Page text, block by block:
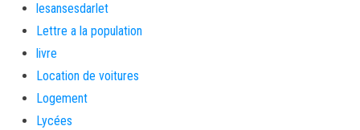
lesansesdarlet
Lettre a la population
livre
Location de voitures
Logement
Lycées